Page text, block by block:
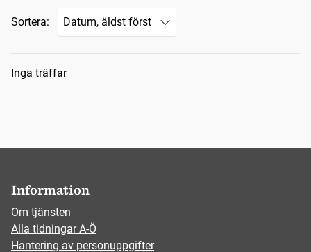
Sortera:
Sökresultat
Inga träffar
Information
Om tjänsten
Alla tidningar A-Ö
Hantering av personuppgifter